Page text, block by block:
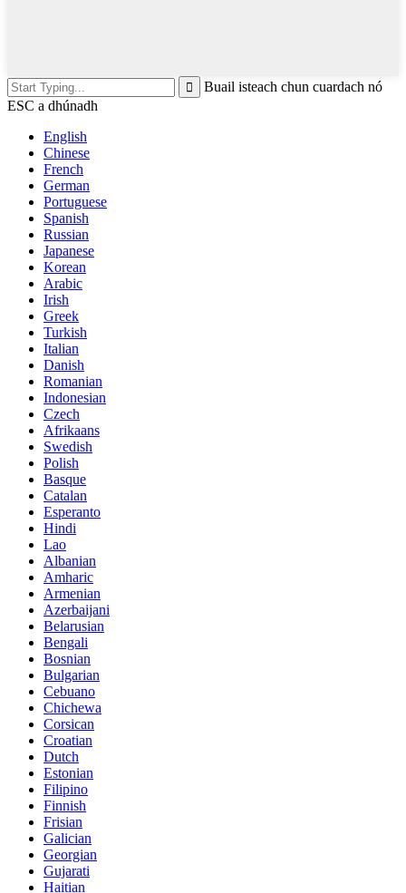
Buail isteach chun cuardach nó
ESC a dhúnadh
English
Chinese
French
German
Portuguese
Spanish
Russian
Japanese
Korean
Arabic
Irish
Greek
Turkish
Italian
Danish
Romanian
Indonesian
Czech
Afrikaans
Swedish
Polish
Basque
Catalan
Esperanto
Hindi
Lao
Albanian
Amharic
Armenian
Azerbaijani
Belarusian
Bengali
Bosnian
Bulgarian
Cebuano
Chichewa
Corsican
Croatian
Dutch
Estonian
Filipino
Finnish
Frisian
Galician
Georgian
Gujarati
Haitian